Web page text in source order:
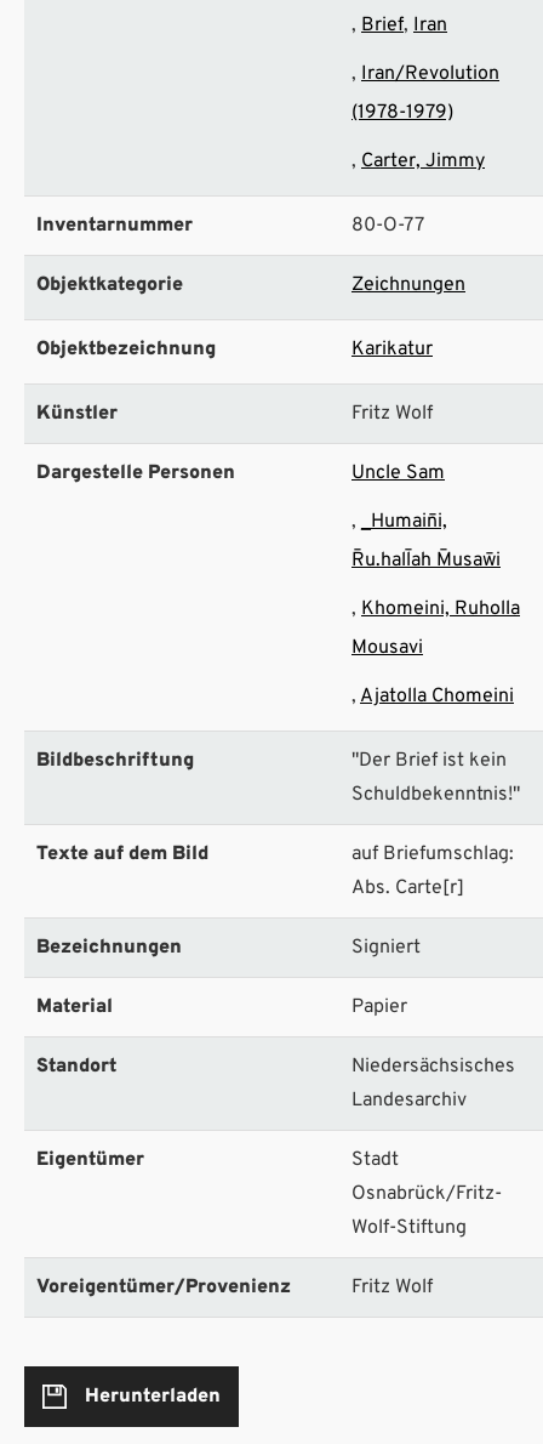
Brief Iran
Iran/Revolution
(1978-1979)
Carter, Jimmy
Inventarnummer 80-O-77
Objektkategorie Zeichnungen
Objektbezeichnung Karikatur
Künstler Fritz Wolf
Dargestelle Personen
Uncle Sam
_Humain¯i,
R¯u.hall¯ah M¯usaw¯i
Khomeini, Ruholla
Mousavi
Ajatolla Chomeini
Bildbeschriftung
"Der Brief ist kein
Schuldbekenntnis!"
Texte auf dem Bild
auf Briefumschlag:
Abs. Carte[r]
Bezeichnungen Signiert
Material Papier
Standort
Niedersächsisches
Landesarchiv
Eigentümer
Stadt
Osnabrück/Fritz-
Wolf-Stiftung
Voreigentümer/Provenienz Fritz Wolf
Herunterladen